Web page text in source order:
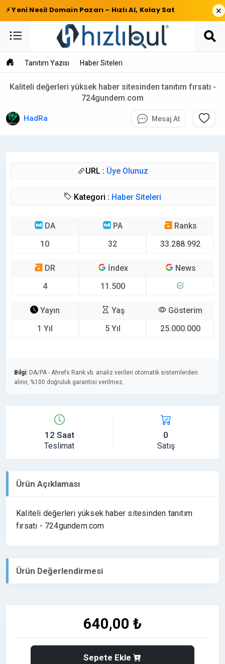
⚡ Yeni Nesil Domain Pazarı – Hızlı Al, Kolay Sat ×
Tanıtım Yazısı Haber Siteleri
Kaliteli değerleri yüksek haber sitesinden tanıtım fırsatı -
724gundem.com
HadRa Mesaj At
URL : Üye Olunuz
Kategori : Haber Siteleri
DA
10
PA
32
Ranks
33.288.992
DR
4
İndex
11.500
News
Yayın
1 Yıl
Yaş
5 Yıl
Gösterim
25.000.000
Bilgi: DA/PA - Ahrefs Rank vb. analiz verileri otomatik sistemlerden
alınır, %100 doğruluk garantisi verilmez.
12 Saat
Teslimat
0
Satış
Ürün Açıklaması
Kaliteli değerleri yüksek haber sitesinden tanıtım
fırsatı - 724gundem.com
Ürün Değerlendirmesi
640,00 ₺
Sepete Ekle